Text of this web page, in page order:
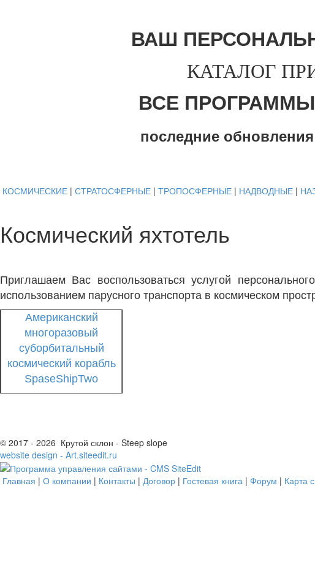
ВАШ
КАТАЛОГ
ВСЕ
последние
КОСМИЧЕСКИЕ | СТРАТОСФЕРНЫЕ | ТРОПОСФЕРНЫЕ | НАДВОДНЫЕ |
Космический яхтотель
Приглашаем Вас воспользоваться услугой
использованием парусного транспорта в космическом
Американский
многоразовый
суборбитальный
космический корабль
SpaseShipTwo
© 2017 - 2026 Крутой склон - Steep slope
website design - Art.siteedit.ru
Главная | О компании | Контакты | Договор | Гостевая книга | Форум | Карта